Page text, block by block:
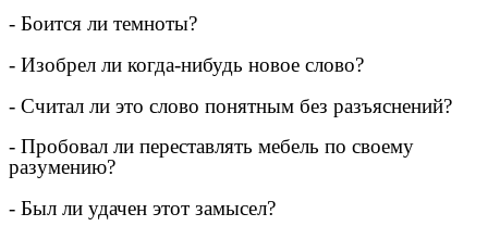
- Боится ли темноты?
- Изобрел ли когда-нибудь новое слово?
- Считал ли это слово понятным без разъяснений?
- Пробовал ли переставлять мебель по своему
разумению?
- Был ли удачен этот замысел?